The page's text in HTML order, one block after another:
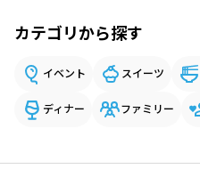
カテゴリから探す
イベント スイーツ
ディナー ファミリー